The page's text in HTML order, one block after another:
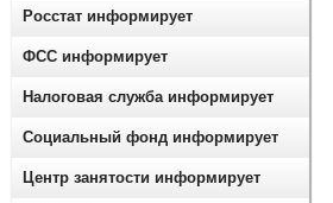
Росстат информирует
ФСС информирует
Налоговая служба информирует
Социальный фонд информирует
Центр занятости информирует